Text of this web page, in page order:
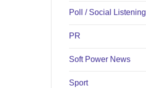
Poll / Social Listening
PR
Soft Power News
Sport